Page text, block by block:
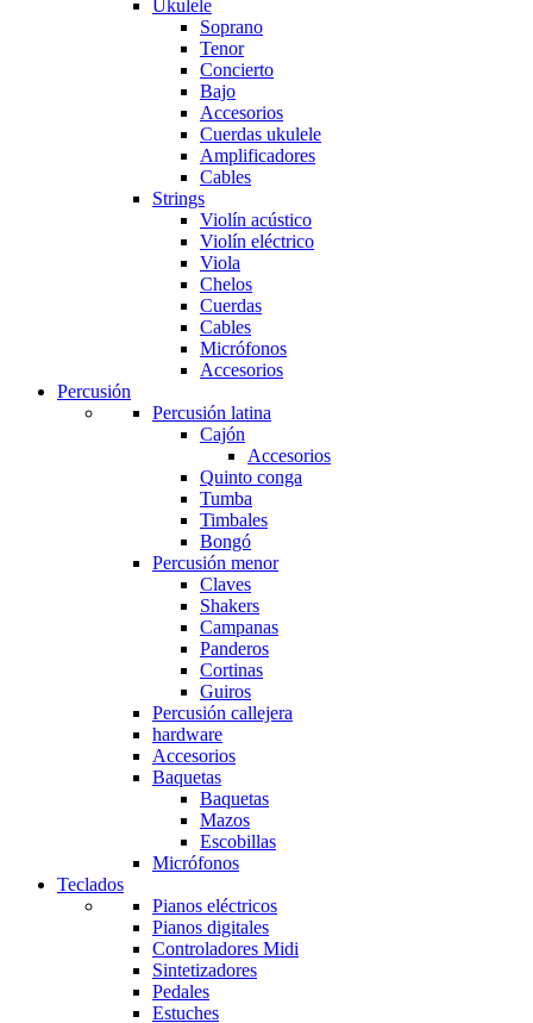
Ukulele
Soprano
Tenor
Concierto
Bajo
Accesorios
Cuerdas ukulele
Amplificadores
Cables
Strings
Violín acústico
Violín eléctrico
Viola
Chelos
Cuerdas
Cables
Micrófonos
Accesorios
Percusión
Percusión latina
Cajón
Accesorios
Quinto conga
Tumba
Timbales
Bongó
Percusión menor
Claves
Shakers
Campanas
Panderos
Cortinas
Guiros
Percusión callejera
hardware
Accesorios
Baquetas
Baquetas
Mazos
Escobillas
Micrófonos
Teclados
Pianos eléctricos
Pianos digitales
Controladores Midi
Sintetizadores
Pedales
Estuches